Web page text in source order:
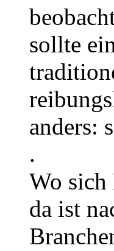
sollte
anders:
.
Wo sich
da ist